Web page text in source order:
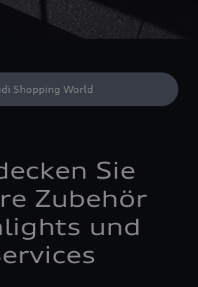
Shopping World
Sie
Zubehör
und